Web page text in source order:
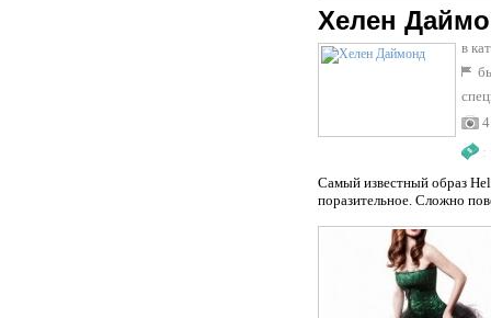
Хелен
в
4
:
Самый известный образ
поразительное. Сложно